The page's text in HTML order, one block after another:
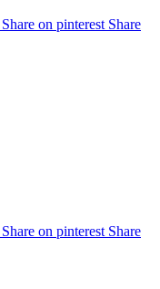
Share on pinterest Share
Share on pinterest Share